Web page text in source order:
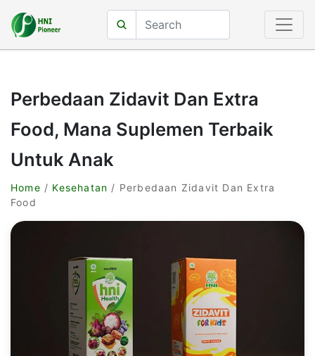
Perbedaan Zidavit Dan Extra
Food, Mana Suplemen Terbaik
Untuk Anak
Home / Kesehatan / Perbedaan Zidavit Dan Extra
Food